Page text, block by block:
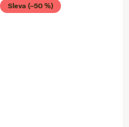
Sleva (–50 %)